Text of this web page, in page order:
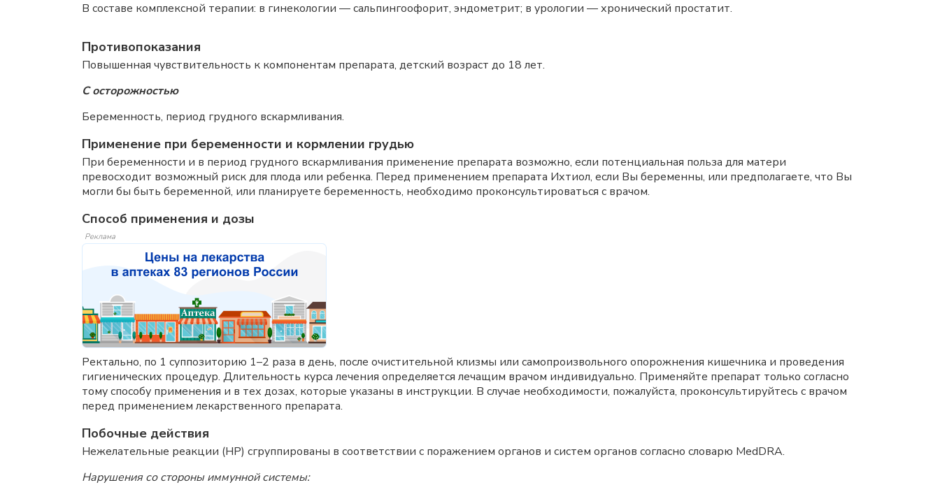
В составе комплексной терапии: в гинекологии — сальпингоофорит, эндометрит; в урологии — хронический простатит.
Противопоказания
Повышенная чувствительность к компонентам препарата, детский возраст до 18 лет.
С осторожностью
Беременность, период грудного вскармливания.
Применение при беременности и кормлении грудью
При беременности и в период грудного вскармливания применение препарата возможно, если потенциальная польза для матери
превосходит возможный риск для плода или ребенка. Перед применением препарата Ихтиол, если Вы беременны, или предполагаете, что Вы
могли бы быть беременной, или планируете беременность, необходимо проконсультироваться с врачом.
Способ применения и дозы
Реклама
Ректально, по 1 суппозиторию 1–2 раза в день, после очистительной клизмы или самопроизвольного опорожнения кишечника и проведения
гигиенических процедур. Длительность курса лечения определяется лечащим врачом индивидуально. Применяйте препарат только согласно
тому способу применения и в тех дозах, которые указаны в инструкции. В случае необходимости, пожалуйста, проконсультируйтесь с врачом
перед применением лекарственного препарата.
Побочные действия
Нежелательные реакции (НР) сгруппированы в соответствии с поражением органов и систем органов согласно словарю MedDRA.
Нарушения со стороны иммунной системы: